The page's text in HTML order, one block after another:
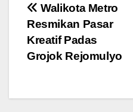
Navigasi
pos
Walikota Metro
Resmikan Pasar
Kreatif Padas
Grojok Rejomulyo